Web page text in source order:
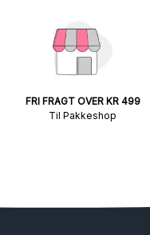
FRI FRAGT OVER KR 499
Til Pakkeshop